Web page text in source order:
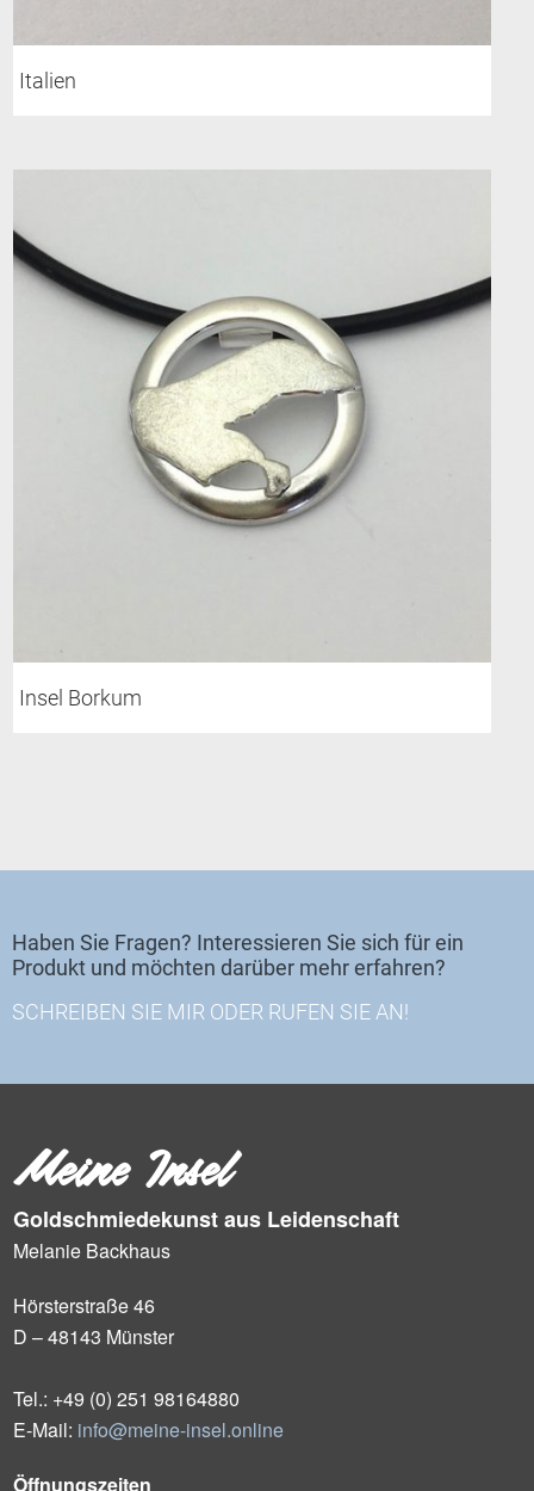
Italien
Insel Borkum
Haben Sie Fragen? Interessieren Sie sich für ein
Produkt und möchten darüber mehr erfahren?
SCHREIBEN SIE MIR ODER RUFEN SIE AN!
Meine Insel
Goldschmiedekunst aus Leidenschaft
Melanie Backhaus
Hörsterstraße 46
D – 48143 Münster
Tel.: +49 (0) 251 98164880
E-Mail: info@meine-insel.online
Öffnungszeiten